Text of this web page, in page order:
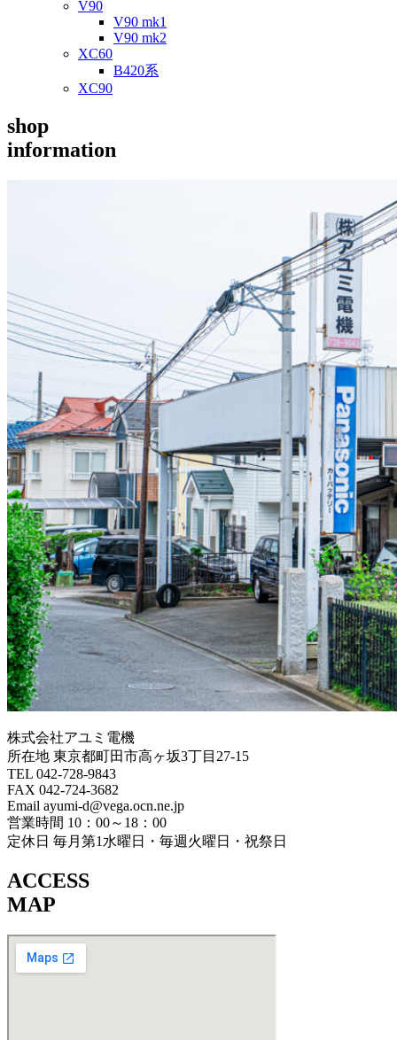
V90
V90 mk1
V90 mk2
XC60
B420系
XC90
shop
information
株式会社アユミ電機
所在地 東京都町田市高ヶ坂3丁目27‐15
TEL 042-728-9843
FAX 042-724-3682
Email ayumi-d@vega.ocn.ne.jp
営業時間 10：00～18：00
定休日 毎月第1水曜日・毎週火曜日・祝祭日
ACCESS
MAP